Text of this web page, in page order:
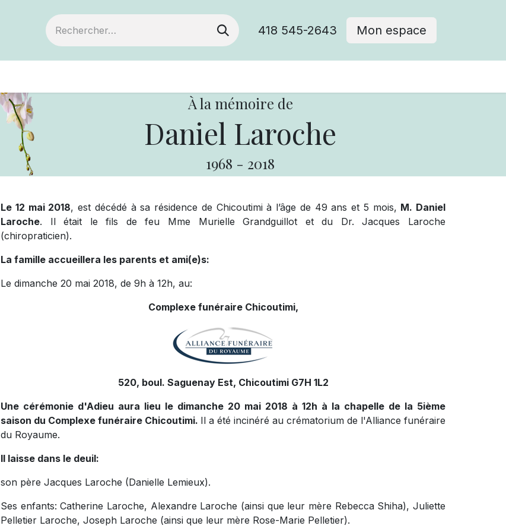
418 545-2643 Mon espace
À la mémoire de
Daniel Laroche
1968 - 2018
Le 12 mai 2018, est décédé à sa résidence de Chicoutimi à l’âge de 49 ans et 5 mois, M. Daniel
Laroche. Il était le fils de feu Mme Murielle Grandguillot et du Dr. Jacques Laroche
(chiropraticien).
La famille accueillera les parents et ami(e)s:
Le dimanche 20 mai 2018, de 9h à 12h, au:
Complexe funéraire Chicoutimi,
520, boul. Saguenay Est, Chicoutimi G7H 1L2
Une cérémonie d'Adieu aura lieu le dimanche 20 mai 2018 à 12h à la chapelle de la 5ième
saison du Complexe funéraire Chicoutimi. Il a été incinéré au crématorium de l'Alliance funéraire
du Royaume.
Il laisse dans le deuil:
son père Jacques Laroche (Danielle Lemieux).
Ses enfants: Catherine Laroche, Alexandre Laroche (ainsi que leur mère Rebecca Shiha), Juliette
Pelletier Laroche, Joseph Laroche (ainsi que leur mère Rose-Marie Pelletier).